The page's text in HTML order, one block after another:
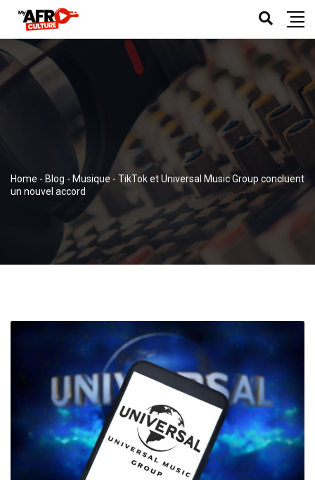
Home - Blog - Musique - TikTok et Universal Music Group concluent
un nouvel accord